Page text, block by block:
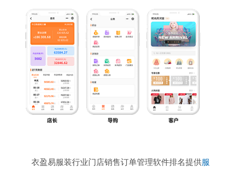
衣盈易服装行业门店销售订单管理软件排名提供服